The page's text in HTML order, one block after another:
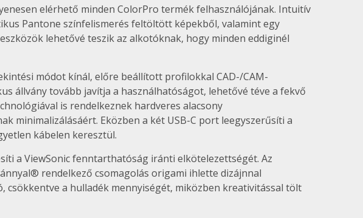
elérhető minden ColorPro termék felhasználójának. Intuitív
Pantone színfelismerés feltöltött képekből, valamint egy
lehetővé teszik az alkotóknak, hogy minden eddiginél
módot kínál, előre beállított profilokkal CAD-/CAM-
állvány tovább javítja a használhatóságot, lehetővé téve a fekvő
is rendelkeznek hardveres alacsony
minimalizálásáért. Eközben a két USB-C port leegyszerűsíti a
kábelen keresztül.
a ViewSonic fenntarthatóság iránti elkötelezettségét. Az
rendelkező csomagolás origami ihlette dizájnnal
a hulladék mennyiségét, miközben kreativitással tölt